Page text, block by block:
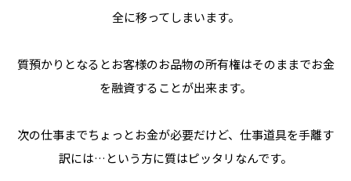
全に移ってしまいます。
質預かりとなるとお客様のお品物の所有権はそのままでお金
を融資することが出来ます。
次の仕事までちょっとお金が必要だけど、仕事道具を手離す
訳には…という方に質はピッタリなんです。